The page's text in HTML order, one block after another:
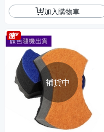
加入購物車
補貨中